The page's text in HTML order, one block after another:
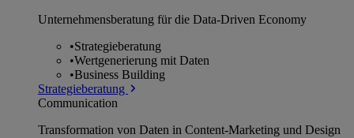
Unternehmens­beratung für die Data-Driven Economy
•Strategieberatung
•Wertgenerierung mit Daten
•Business Building
Strategieberatung
Communication
Transformation von Daten in Content-Marketing und Design